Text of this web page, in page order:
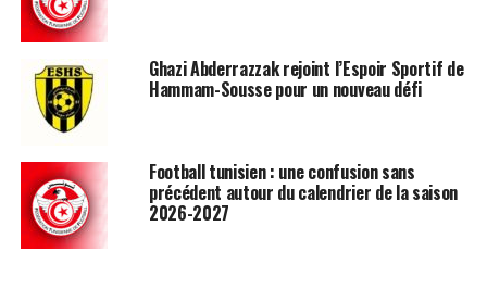
Ghazi Abderrazzak rejoint l’Espoir Sportif de
Hammam-Sousse pour un nouveau défi
Football tunisien : une confusion sans
précédent autour du calendrier de la saison
2026-2027